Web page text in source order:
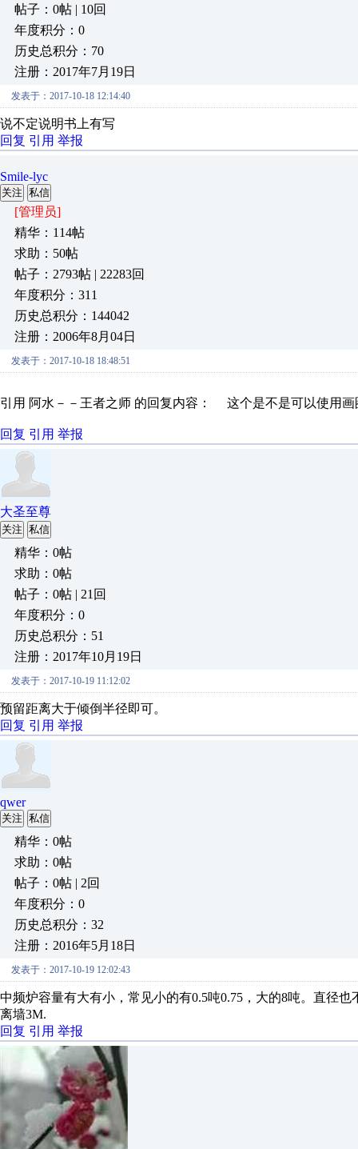
帖子：0帖 | 10回
年度积分：0
历史总积分：70
注册：2017年7月19日
发表于：2017-10-18 12:14:40
说不定说明书上有写
回复 引用 举报
Smile-lyc
关注 私信
[管理员]
精华：114帖
求助：50帖
帖子：2793帖 | 22283回
年度积分：311
历史总积分：144042
注册：2006年8月04日
发表于：2017-10-18 18:48:51
引用 阿水－－王者之师 的回复内容： 这个是不是可以使用画
回复 引用 举报
大圣至尊
关注 私信
精华：0帖
求助：0帖
帖子：0帖 | 21回
年度积分：0
历史总积分：51
注册：2017年10月19日
发表于：2017-10-19 11:12:02
预留距离大于倾倒半径即可。
回复 引用 举报
qwer
关注 私信
精华：0帖
求助：0帖
帖子：0帖 | 2回
年度积分：0
历史总积分：32
注册：2016年5月18日
发表于：2017-10-19 12:02:43
中频炉容量有大有小，常见小的有0.5吨0.75，大的8吨。直径
离墙3M.
回复 引用 举报